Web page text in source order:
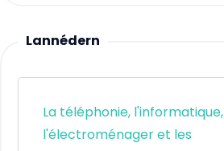
Lannédern
La téléphonie, l'informatique,
l'électroménager et les